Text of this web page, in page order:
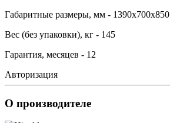
Габаритные размеры, мм - 1390х700х850
Вес (без упаковки), кг - 145
Гарантия, месяцев - 12
Авторизация
О производителе